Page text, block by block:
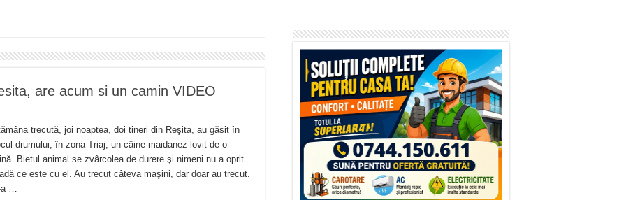
APĂ în ORAVIȚA – 05.08.2026 – avarie
Podul de Piatră din Herculane
flori de vară și râsete de copii la Carașova VIDEO
– avarie – 04.08.2026 – str. Văliugului și Plastomet
– 04.08.2026 – avarie – Calea Severinului
avarie
cartier Țerova – avarie – 04.08.2026
are acum si un camin VIDEO
trecută, joi noaptea, doi tineri din Reşita, au găsit în
drumului, în zona Triaj, un câine maidanez lovit de o
Bietul animal se zvârcolea de durere şi nimeni nu a oprit
ce este cu el. Au trecut câteva maşini, dar doar au trecut.
a …